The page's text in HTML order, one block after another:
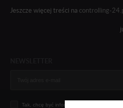
Jeszcze więcej treści na controlling-
Tak, chcę być informowany... (